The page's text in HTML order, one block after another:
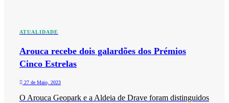
ATUALIDADE
Arouca recebe dois galardões dos Prémios
Cinco Estrelas
27 de Maio, 2023
O Arouca Geopark e a Aldeia de Drave foram distinguidos